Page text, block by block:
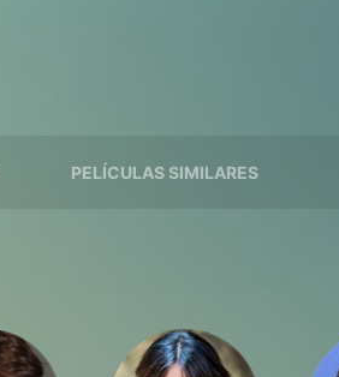
PELÍCULAS SIMILARES